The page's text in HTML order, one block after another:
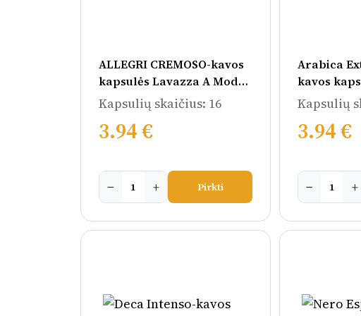
ALLEGRI CREMOSO-kavos
kapsulės Lavazza A Modo
Mio aparatams
Kapsulių skaičius: 16
3.94 €
− + Pirkti
Arabica
kavos
Modo Mio
Kapsulių
3.94 €
− +